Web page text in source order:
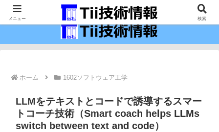
最新の科学技術の情報インフラ。
ホーム 1602ソフトウェア工学
LLMをテキストとコードで誘導するスマー
トコーチ技術（Smart coach helps LLMs
switch between text and code）
メニュー 検索